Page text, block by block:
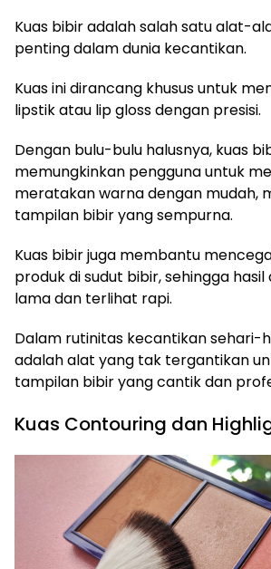
Kuas bibir adalah salah satu alat-
penting dalam dunia kecantikan.
Kuas ini dirancang khusus untuk
lipstik atau lip gloss dengan presisi.
Dengan bulu-bulu halusnya, kuas
memungkinkan pengguna untuk
meratakan warna dengan mudah,
tampilan bibir yang sempurna.
Kuas bibir juga membantu
produk di sudut bibir, sehingga
lama dan terlihat rapi.
Dalam rutinitas kecantikan sehari-
adalah alat yang tak tergantikan
tampilan bibir yang cantik dan
Kuas Contouring dan